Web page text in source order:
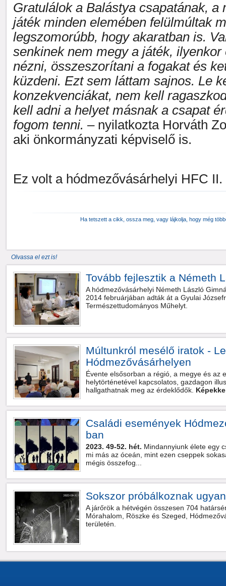
Gratulálok a Balástya csapatának, a
játék minden elemében felülmúltak
legszomorúbb, hogy akaratban is.
senkinek nem megy a játék, ilyenkor
nézni, összeszorítani a fogakat és
küzdeni. Ezt sem láttam sajnos. Le
konzekvenciákat, nem kell
kell adni a helyet másnak a csapat
fogom tenni. – nyilatkozta Horváth
aki önkormányzati képviselő is.
Ez volt a hódmezővásárhelyi HFC
Ha tetszett a cikk, ossza meg, vagy lájkolja, hogy még
Olvassa el ezt is!
Tovább fejlesztik a Németh
A hódmezővásárhelyi Németh László
2014 februárjában adták át a Gyulai
Természettudományos Műhelyt.
Múltunkról mesélő iratok -
Hódmezővásárhelyen
Évente elsősorban a régió, a megye és az
helytörténetével kapcsolatos, gazdagon
hallgathatnak meg az érdeklődők.
Családi események
ban
2023. 49-52. hét. Mindannyiunk élete egy
mi más az óceán, mint ezen cseppek
mégis összefog...
Sokszor próbálkoznak
A járőrök a hétvégén összesen 704
Mórahalom, Röszke és Szeged,
területén.